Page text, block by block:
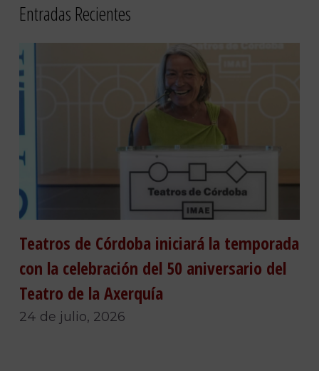
Entradas Recientes
Teatros de Córdoba iniciará la temporada
con la celebración del 50 aniversario del
Teatro de la Axerquía
24 de julio, 2026